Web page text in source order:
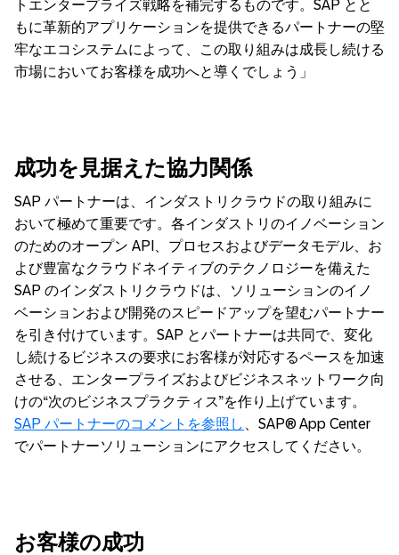
トエンタープライズ戦略を補完するものです。SAP とと
もに革新的アプリケーションを提供できるパートナーの堅
牢なエコシステムによって、この取り組みは成長し続ける
市場においてお客様を成功へと導くでしょう」
成功を見据えた協力関係
SAP パートナーは、インダストリクラウドの取り組みに
おいて極めて重要です。各インダストリのイノベーション
のためのオープン API、プロセスおよびデータモデル、お
よび豊富なクラウドネイティブのテクノロジーを備えた
SAP のインダストリクラウドは、ソリューションのイノ
ベーションおよび開発のスピードアップを望むパートナー
を引き付けています。SAP とパートナーは共同で、変化
し続けるビジネスの要求にお客様が対応するペースを加速
させる、エンタープライズおよびビジネスネットワーク向
けの“次のビジネスプラクティス”を作り上げています。
SAP パートナーのコメントを参照し
、SAP® App Center
でパートナーソリューションにアクセスしてください。
お客様の成功